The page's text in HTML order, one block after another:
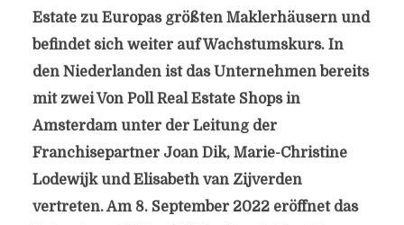
Estate zu Europas größten Maklerhäusern und
befindet sich weiter auf Wachstumskurs. In
den Niederlanden ist das Unternehmen bereits
mit zwei Von Poll Real Estate Shops in
Amsterdam unter der Leitung der
Franchisepartner Joan Dik, Marie-Christine
Lodewijk und Elisabeth van Zijverden
vertreten. Am 8. September 2022 eröffnet das